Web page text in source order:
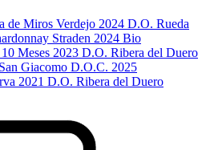
de Miros Verdejo 2024 D.O. Rueda
Straden 2024 Bio
Meses 2023 D.O. Ribera del Duero
Giacomo D.O.C. 2025
2021 D.O. Ribera del Duero